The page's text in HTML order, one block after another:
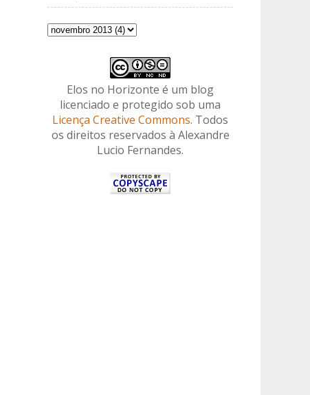
Elos no Horizonte é um blog
licenciado e protegido sob uma
Licença Creative Commons. Todos
os direitos reservados à Alexandre
Lucio Fernandes.